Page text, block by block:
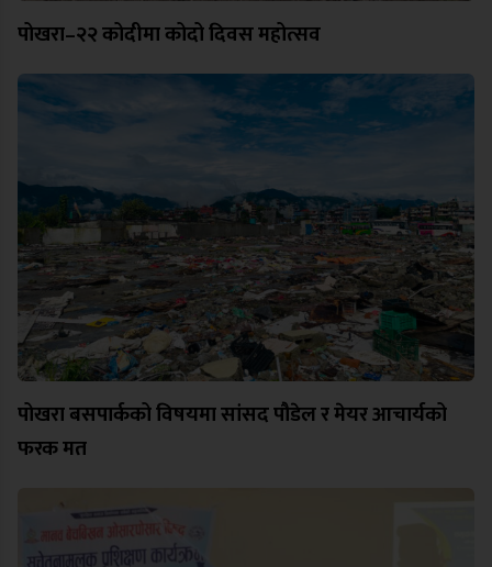
पोखरा–२२ कोदीमा कोदो दिवस महोत्सव
पोखरा बसपार्कको विषयमा सांसद पौडेल र मेयर आचार्यको
फरक मत